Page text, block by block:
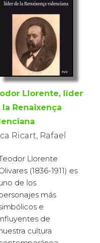
Llorente, líder
la Renaixença
Ricart, Rafael
Llorente
(1836-1911) es
de los
más
e
de
cultura